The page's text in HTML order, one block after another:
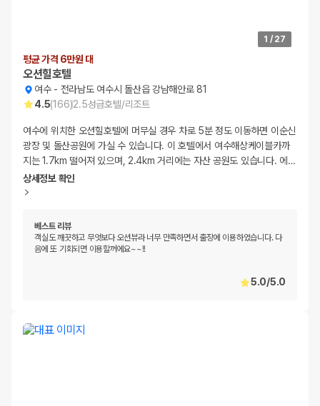
1 / 27
평균 가격 6만원 대
오션힐호텔
여수- 전라남도 여수시 돌산읍 강남해안로 81
4.5(166)2.5성급호텔/리조트
여수에 위치한 오션힐호텔에 머무실 경우 차로 5분 정도 이동하면 이순신
광장 및 돌산공원에 가실 수 있습니다. 이 호텔에서 여수해상케이블카까
지는 1.7km 떨어져 있으며, 2.4km 거리에는 자산 공원도 있습니다. 에 …
상세정보 확인
베스트 리뷰
객실도 깨끗하고 무엇보다 오션뷰라 너무 만족하면서 출장에 이용하였습니다. 다
음에 또 기회되면 이용할꺼에요~~!!
5.0/5.0